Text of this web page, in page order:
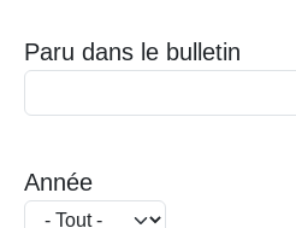
Paru dans le bulletin
Année